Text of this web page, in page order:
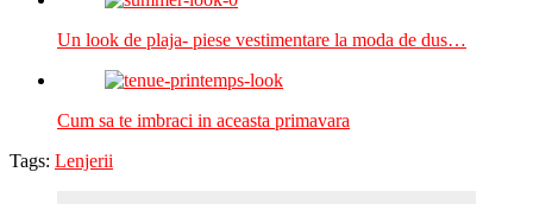
Un look de plaja- piese vestimentare la moda de dus…
Cum sa te imbraci in aceasta primavara
Tags: Lenjerii